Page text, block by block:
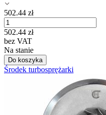
502.44 zł
502.44 zł
bez VAT
Na stanie
Do koszyka
Środek turbosprężarki